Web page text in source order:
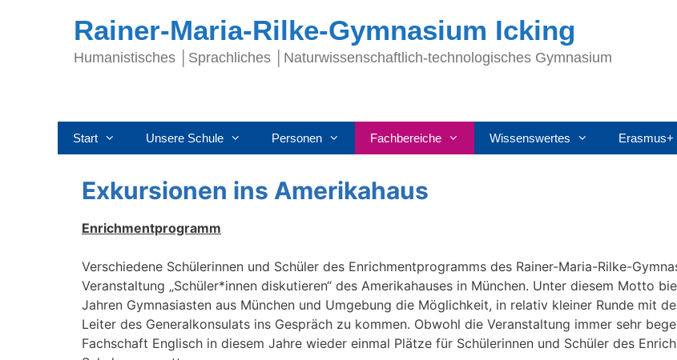
Rainer-Maria-Rilke-Gymnasium Icking
Humanistisches │Sprachliches │Naturwissenschaftlich-technologisches Gymnasium
Start Unsere Schule Personen Fachbereiche Wissenswertes Erasmus+
Exkursionen ins Amerikahaus
Enrichmentprogramm
Verschiedene Schülerinnen und Schüler des Enrichmentprogramms des Rainer-Maria-Rilke-
Veranstaltung „Schüler*innen diskutieren“ des Amerikahauses in München. Unter diesem Motto
Jahren Gymnasiasten aus München und Umgebung die Möglichkeit, in relativ kleiner Runde mit
Leiter des Generalkonsulats ins Gespräch zu kommen. Obwohl die Veranstaltung immer sehr
Fachschaft Englisch in diesem Jahre wieder einmal Plätze für Schülerinnen und Schüler des